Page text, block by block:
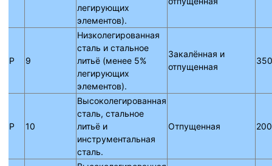
легирующих
элементов).
P 9
Низколегированная
сталь и стальное
литьё (менее 5%
легирующих
элементов).
Закалённая и
отпущенная
P 10
Высоколегированная
сталь, стальное
литьё и
инструментальная
сталь.
Отпущенная